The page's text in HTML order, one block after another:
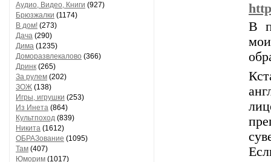
Аудио, Видео, Книги (927)
Брюзжалки (1174)
В дом! (273)
Дача (290)
Дима (1235)
Доморазвлекалово (366)
Дринк (265)
За рулем (202)
ЗОЖ (138)
Игры, игрушки (253)
Из Инета (864)
Культпоход (839)
Никита (1612)
ОБРАЗование (1095)
Там (407)
Юморим (1017)
В